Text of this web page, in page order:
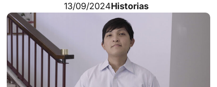
13/09/2024Historias